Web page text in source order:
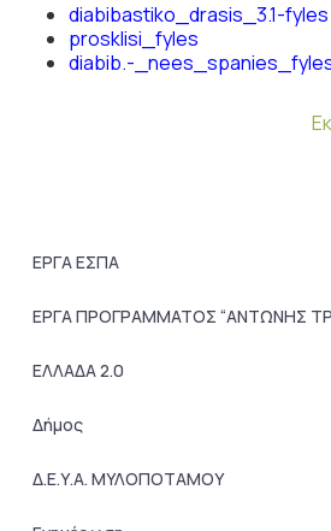
diabibastiko_drasis_3.1-fyles
prosklisi_fyles
diabib.-
ΕΡΓΑ ΕΣΠΑ
ΕΡΓΑ ΠΡΟΓΡΑΜΜΑΤΟΣ “ΑΝΤΩΝΗΣ
ΕΛΛΑΔΑ 2.0
Δήμος
Δ.Ε.Υ.Α. ΜΥΛΟΠΟΤΑΜΟΥ